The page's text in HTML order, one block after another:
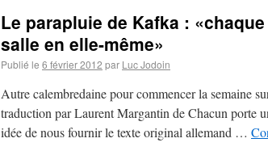
Le parapluie de Kafka :
salle en elle-même»
Publié le 6 février 2012 par Luc Jodoin
Autre calembredaine pour commencer la semaine
traduction par Laurent Margantin de Chacun porte
idée de nous fournir le texte original allemand …